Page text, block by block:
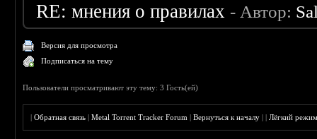
RE: мнения о правилах - Автор:
Версия для просмотра
Подписаться на тему
Пользователи просматривают эту тему: 3 Гость(ей)
|Обратная связь |Metal Torrent Tracker Forum |Вернуться к началу ||Лёгкий